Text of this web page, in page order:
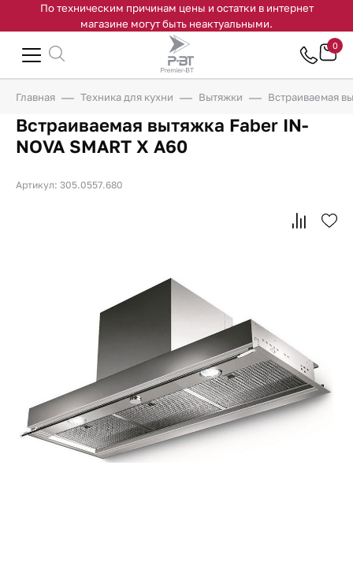
По техническим причинам цены и остатки в интернет
магазине могут быть неактуальными.
0
Главная Техника для кухни Вытяжки Встраиваемая
Встраиваемая вытяжка Faber IN-
NOVA SMART X A60
Артикул: 305.0557.680